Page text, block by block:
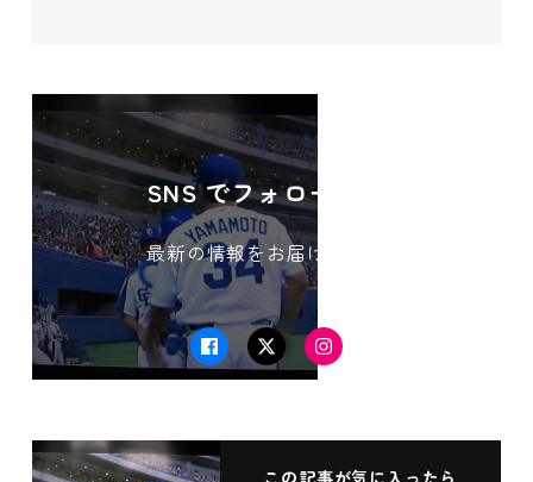
SNS でフォローする
最新の情報をお届けします
FacebookTwitterInstagram
この記事が気に入ったら